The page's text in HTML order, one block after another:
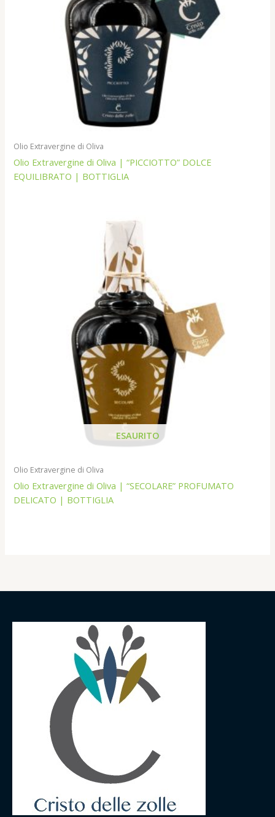
Olio Extravergine di Oliva
Olio Extravergine di Oliva | “PICCIOTTO” DOLCE
EQUILIBRATO | BOTTIGLIA
ESAURITO
Olio Extravergine di Oliva
Olio Extravergine di Oliva | “SECOLARE” PROFUMATO
DELICATO | BOTTIGLIA